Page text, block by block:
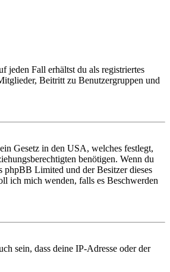
jeden Fall erhältst du als registriertes
Beitritt zu Benutzergruppen und
Gesetz in den USA, welches festlegt,
benötigen. Wenn du
phpBB Limited und der Besitzer dieses
ich mich wenden, falls es Beschwerden
sein, dass deine IP-Adresse oder der